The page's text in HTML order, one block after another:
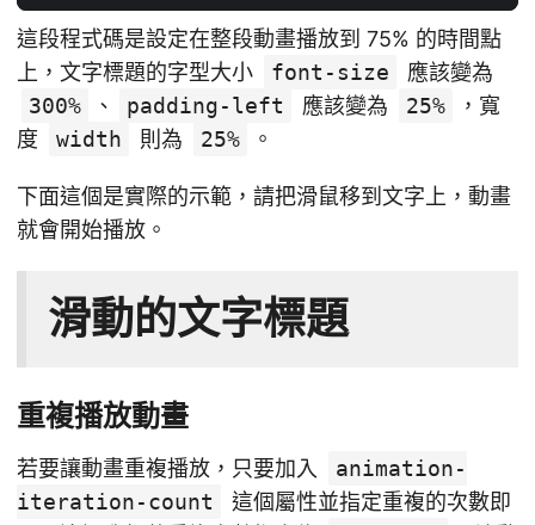
這段程式碼是設定在整段動畫播放到 75% 的時間點
上，文字標題的字型大小
font-size
應該變為
300%
、 padding-left 應該變為 25%
，寬
度
width 則為 25% 。
下面這個是實際的示範，請把滑鼠移到文字上，動畫
就會開始播放。
滑動的文字標題
重複播放動畫
若要讓動畫重複播放，只要加入
animation-
iteration-count
這個屬性並指定重複的次數即